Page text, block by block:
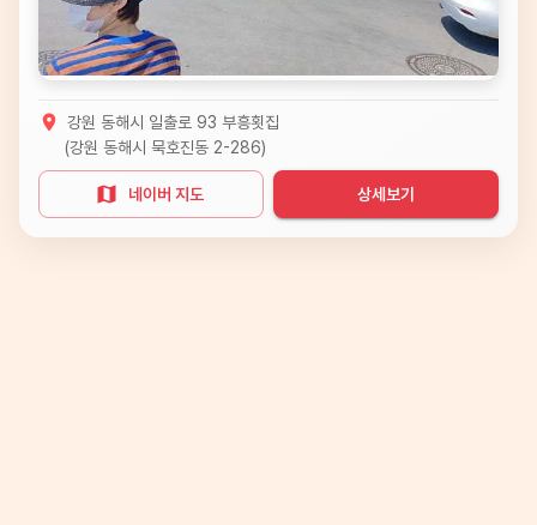
강원 동해시 일출로 93 부흥횟집
(강원 동해시 묵호진동 2-286)
네이버 지도 상세보기